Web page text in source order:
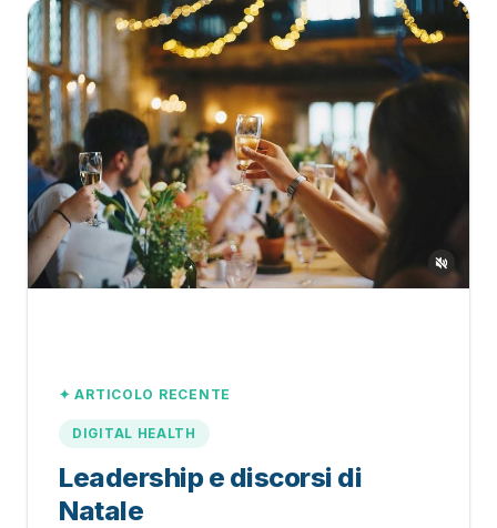
✦ ARTICOLO RECENTE
DIGITAL HEALTH
Leadership e discorsi di
Natale